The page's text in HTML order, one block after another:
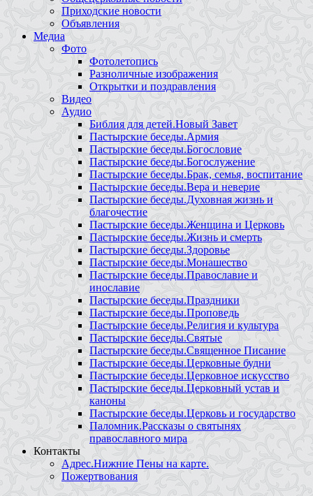
Приходские новости
Объявления
Медиа
Фото
Фотолетопись
Разноличные изображения
Открытки и поздравления
Видео
Аудио
Библия для детей.Новый Завет
Пастырские беседы.Армия
Пастырские беседы.Богословие
Пастырские беседы.Богослужение
Пастырские беседы.Брак, семья, воспитание
Пастырские беседы.Вера и неверие
Пастырские беседы.Духовная жизнь и
благочестие
Пастырские беседы.Женщина и Церковь
Пастырские беседы.Жизнь и смерть
Пастырские беседы.Здоровье
Пастырские беседы.Монашество
Пастырские беседы.Православие и
инославие
Пастырские беседы.Праздники
Пастырские беседы.Проповедь
Пастырские беседы.Религия и культура
Пастырские беседы.Святые
Пастырские беседы.Священное Писание
Пастырские беседы.Церковные будни
Пастырские беседы.Церковное искусство
Пастырские беседы.Церковный устав и
каноны
Пастырские беседы.Церковь и государство
Паломник.Рассказы о святынях
православного мира
Контакты
Адрес.Нижние Пены на карте.
Пожертвования